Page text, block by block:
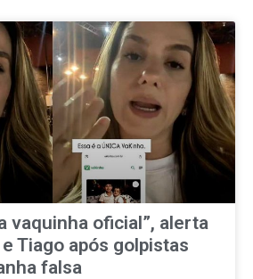
vaquinha oficial”, alerta
Tiago após golpistas
falsa